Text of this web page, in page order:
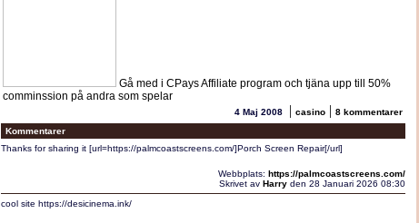
Gå med i CPays Affiliate program och tjäna upp till 50%
comminssion på andra som spelar
4 Maj 2008 | casino | 8 kommentarer
Kommentarer
Thanks for sharing it [url=https://palmcoastscreens.com/]Porch Screen Repair[/url]
Webbplats: https://palmcoastscreens.com/
Skrivet av Harryden 28 Januari 2026 08:30
cool site https://desicinema.ink/